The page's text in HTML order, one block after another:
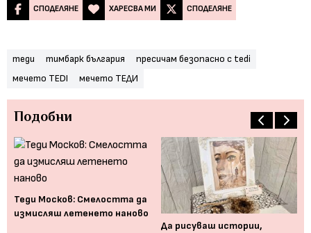
СПОДЕЛЯНЕ ХАРЕСВА МИ СПОДЕЛЯНЕ
теди тимбарк българия
пресичам безопасно с tedi
мечето TEDI
мечето ТЕДИ
Подобни
Теди Москов: Смелостта да
измисляш летенето наново
Да рисуваш истории,